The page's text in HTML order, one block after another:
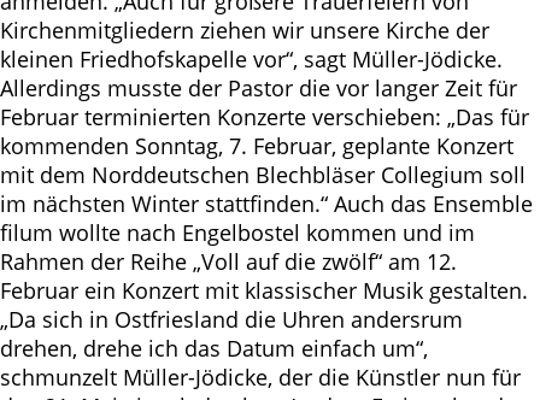
Kirchenmitgliedern ziehen wir unsere Kirche der
kleinen Friedhofskapelle vor“, sagt Müller-Jödicke.
Allerdings musste der Pastor die vor langer Zeit für
Februar terminierten Konzerte verschieben: „Das für
kommenden Sonntag, 7. Februar, geplante Konzert
mit dem Norddeutschen Blechbläser Collegium soll
im nächsten Winter stattfinden.“ Auch das Ensemble
filum wollte nach Engelbostel kommen und im
Rahmen der Reihe „Voll auf die zwölf“ am 12.
Februar ein Konzert mit klassischer Musik gestalten.
„Da sich in Ostfriesland die Uhren andersrum
drehen, drehe ich das Datum einfach um“,
schmunzelt Müller-Jödicke, der die Künstler nun für